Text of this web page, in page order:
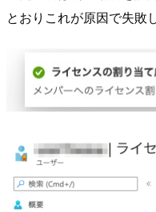
とおりこれが原因で失敗